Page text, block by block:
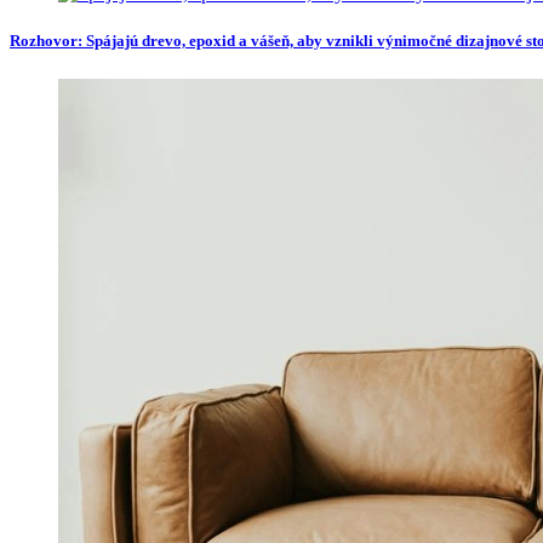
Rozhovor: Spájajú drevo, epoxid a vášeň, aby vznikli výnimočné dizajnové